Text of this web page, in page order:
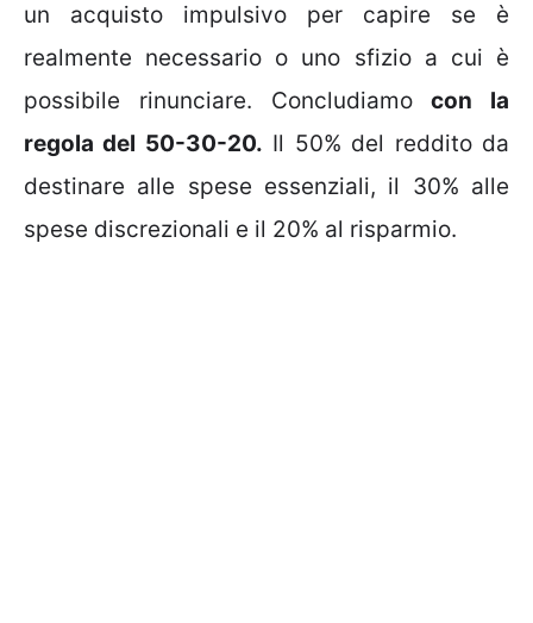
un acquisto impulsivo per capire se è
realmente necessario o uno sfizio a cui è
possibile rinunciare. Concludiamocon la
regola del 50-30-20. Il 50% del reddito da
destinare alle spese essenziali, il 30% alle
spese discrezionali e il 20% al risparmio.